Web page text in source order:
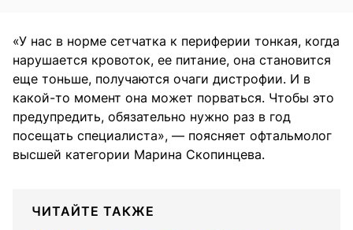
«У нас в норме сетчатка к периферии тонкая, когда
нарушается кровоток, ее питание, она становится
еще тоньше, получаются очаги дистрофии. И в
какой-то момент она может порваться. Чтобы это
предупредить, обязательно нужно раз в год
посещать специалиста», — поясняет офтальмолог
высшей категории Марина Скопинцева.
ЧИТАЙТЕ ТАКЖЕ